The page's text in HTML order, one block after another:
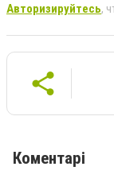
Авторизируйтесь,
Коментарі